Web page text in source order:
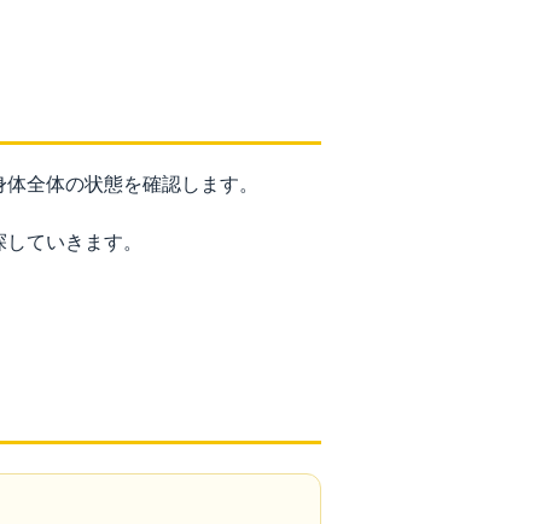
全体の状態を確認します。
ていきます。